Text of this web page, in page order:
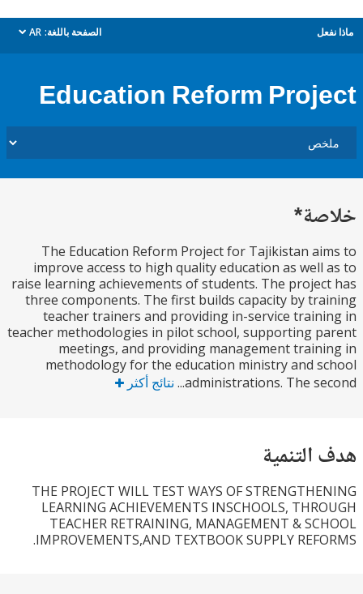
الصفحة باللغة: AR
dropdown
Education Reform
The Education Reform Project for Tajikistan
improve access to high quality education as
raise learning achievements of students. The
three components. The first builds capacity by
teacher trainers and providing in-service
teacher methodologies in pilot school, supporting
meetings, and providing management
methodology for the education ministry and
administrations. The
نتائج أكثر
THE PROJECT WILL TEST WAYS OF
LEARNING ACHIEVEMENTS INSCHOOLS,
TEACHER RETRAINING, MANAGEMENT &
IMPROVEMENTS,AND TEXTBOOK SUPPLY